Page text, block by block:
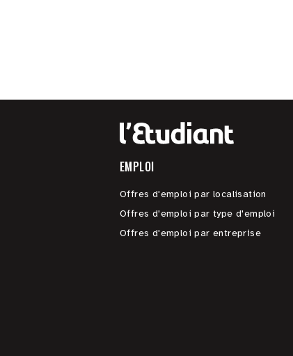
EMPLOI
Offres d'emploi par localisation
Offres d'emploi par type d'emploi
Offres d'emploi par entreprise